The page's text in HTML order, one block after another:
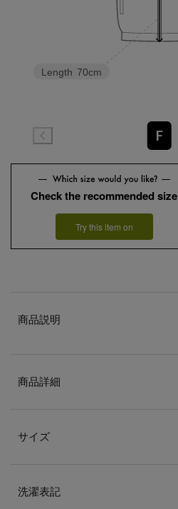
Length 70cm
F
Check the recommended size
Try this item on
商品説明
商品詳細
サイズ
洗濯表記